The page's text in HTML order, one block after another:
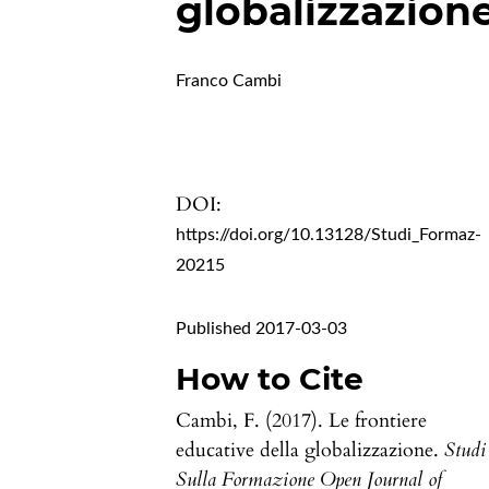
Franco Cambi
DOI:
https://doi.org/10.13128/Studi_Formaz-
20215
Published 2017-03-03
How to Cite
Cambi, F. (2017). Le frontiere
educative della globalizzazione.Studi
Sulla Formazione Open Journal of